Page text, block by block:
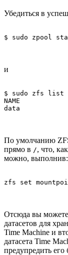
Убедиться в
$ sudo zpool
и
$ sudo zfs list
NAME
data
По умолчанию
прямо в /, что,
можно, выполнив:
zfs set
Отсюда вы можете
датасетов для
Time Machine и
датасета Time
предупредить его